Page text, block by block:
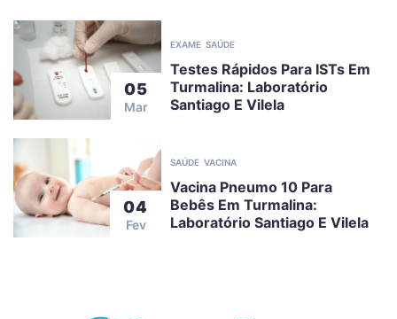
05
Mar
EXAME SAÚDE
Testes Rápidos Para ISTs Em
Turmalina: Laboratório
Santiago E Vilela
04
Fev
SAÚDE VACINA
Vacina Pneumo 10 Para
Bebês Em Turmalina:
Laboratório Santiago E Vilela